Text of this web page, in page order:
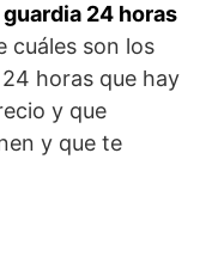
24 horas
cuáles son los
horas que hay
y que
y que te